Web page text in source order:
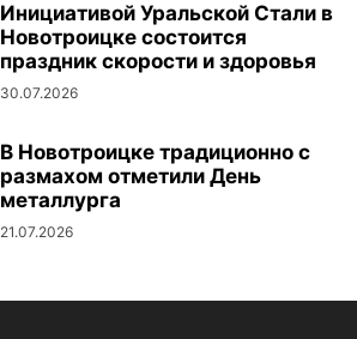
Инициативой Уральской Стали в
Новотроицке состоится
праздник скорости и здоровья
30.07.2026
В Новотроицке традиционно с
размахом отметили День
металлурга
21.07.2026